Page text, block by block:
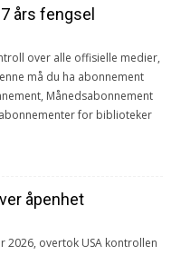
års fengsel
over alle offisielle medier,
må du ha abonnement
Månedsabonnement
for biblioteker
åpenhet
2026, overtok USA kontrollen